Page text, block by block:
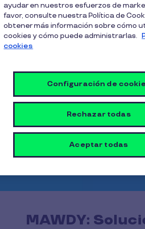
MAWDY:
ayudar en nuestros esfuerzos de
favor, consulte nuestra Política de
obtener más información sobre cómo
cookies y cómo puede administrarlas.
cookies
Configuración de
Rechazar todas
Aceptar todas